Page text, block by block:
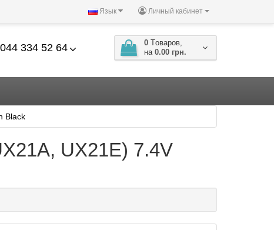
Личный кабинет
Язык
044 334 52 64 0 Tоваров,
на 0.00 грн.
Black
UX21E) 7.4V